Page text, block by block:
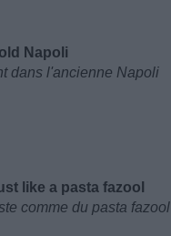
Napoli
dans l'ancienne Napoli
like a pasta fazool
comme du pasta fazool